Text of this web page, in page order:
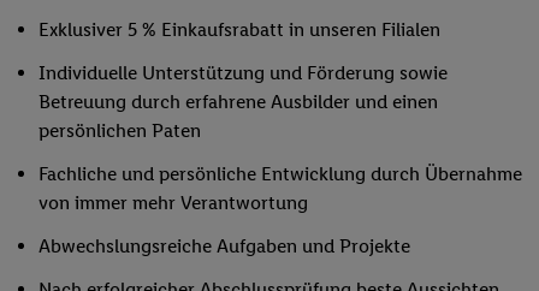
Exklusiver 5 % Einkaufsrabatt in unseren Filialen
Individuelle Unterstützung und Förderung sowie
Betreuung durch erfahrene Ausbilder und einen
persönlichen Paten
Fachliche und persönliche Entwicklung durch Übernahme
von immer mehr Verantwortung
Abwechslungsreiche Aufgaben und Projekte